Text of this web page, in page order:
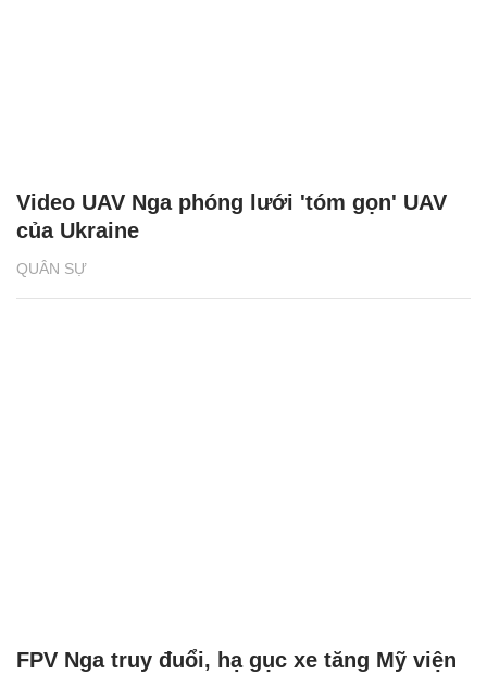
QUÂN SỰ
Video UAV Nga phóng lưới 'tóm gọn' UAV
của Ukraine
FPV Nga truy đuổi, hạ gục xe tăng Mỹ viện